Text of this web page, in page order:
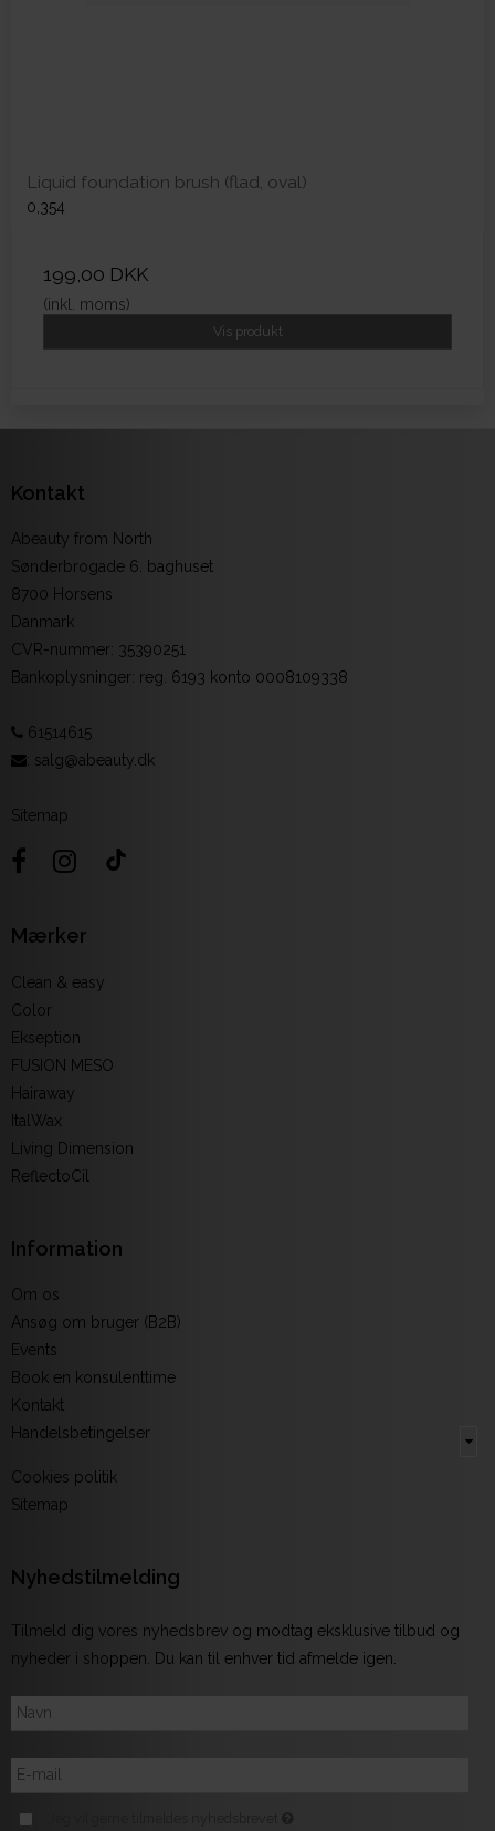
Liquid foundation brush (flad, oval)
0,354
199,00 DKK
(inkl. moms)
Vis produkt
Kontakt
Abeauty from North
Sønderbrogade 6. baghuset
8700 Horsens
Danmark
CVR-nummer: 35390251
Bankoplysninger: reg. 6193 konto 0008109338
61514615
: salg@abeauty.dk
Sitemap
Mærker
Clean & easy
Color
Ekseption
FUSION MESO
Hairaway
ItalWax
Living Dimension
ReflectoCil
Information
Om os
Ansøg om bruger (B2B)
Events
Book en konsulenttime
Kontakt
Handelsbetingelser
Cookies politik
Sitemap
Nyhedstilmelding
Tilmeld dig vores nyhedsbrev og modtag eksklusive tilbud og
nyheder i shoppen. Du kan til enhver tid afmelde igen.